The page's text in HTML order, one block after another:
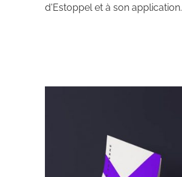
d'Estoppel et à son application.